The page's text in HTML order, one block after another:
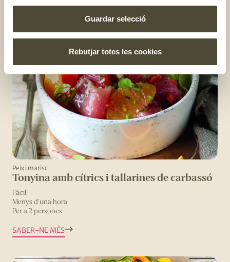
Guardar selecció
Rebutjar totes les cookies
Per a 4 persones
Peix i marisc
Tonyina amb cítrics i tallarines de carbassó
Fàcil
Menys d'una hora
Per a 2 persones
SABER-NE MÉS